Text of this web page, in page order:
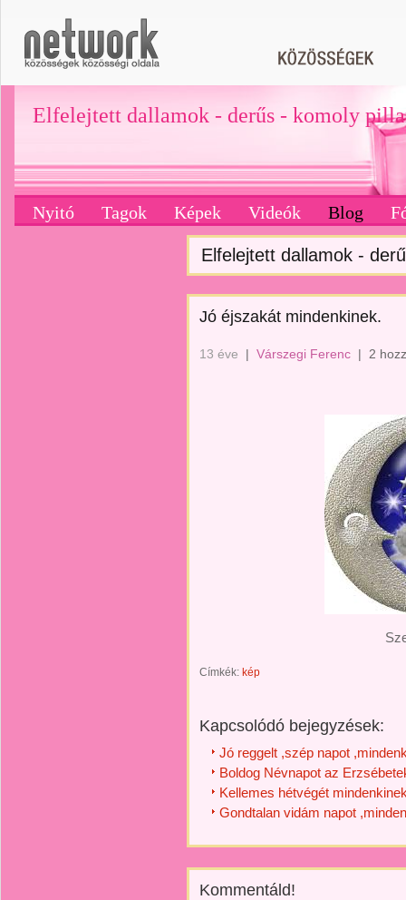
Elfelejtett dallamok - derűs - komoly
Nyitó Tagok Képek Videók Blog
Elfelejtett dallamok -
Jó éjszakát mindenkinek.
13 éve | Várszegi Ferenc | 2
Címkék: kép
Kapcsolódó bejegyzések:
Jó reggelt ,szép napot
Boldog Névnapot az
Kellemes hétvégét
Gondtalan vidám napot
Kommentáld!